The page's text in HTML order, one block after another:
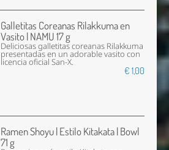
Galletitas Coreanas Rilakkuma en
Vasito | NAMU 17 g
Deliciosas galletitas coreanas Rilakkuma
presentadas en un adorable vasito con
licencia oficial San-X.
€ 1,00
Ramen Shoyu | Estilo Kitakata | Bowl
71 g